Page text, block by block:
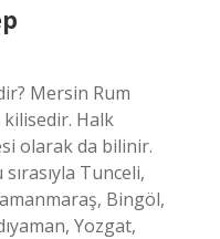
Mersin Rum
Halk
olarak da bilinir.
Tunceli,
Bingöl,
Yozgat,